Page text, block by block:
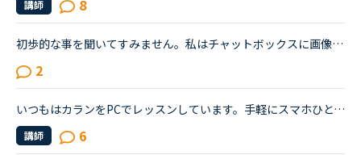
講師 8
初歩的な事を聞いてすみません。私はチャットボックスに画像が載せれません。もちろん画素数も小さくしています。私のやり方は、①添付ファイルのマークをクリック→ディスクトップにある画像を選択（jpg) 結果→画...
2
いつもはカランをPCでレッスンしています。手軽にスマホひとつでもできるのかな?と思うのですが、ただでさえ緊張してしまうたちなので、画面が小さいと余計に不安です。意外と声を出してレッスンできる環境という...
講師 6